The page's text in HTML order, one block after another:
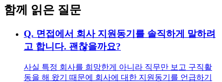
함께 읽은 질문
Q. 면접에서 회사 지원동기를 솔직하게 말하려
고 합니다. 괜찮을까요?
사실 특정 회사를 희망한게 아니라 직무만 보고 구직활
동을 해 왔기 때문에 회사에 대한 지원동기를 언급하기